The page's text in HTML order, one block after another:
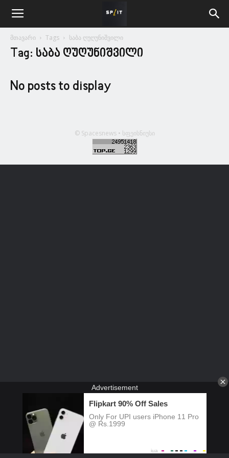
მთავარი Tags საბა ღუღუნიშვილი
Tag: საბა ღუღუნიშვილი
No posts to display
© Spacesnews • სფეისნიუსი